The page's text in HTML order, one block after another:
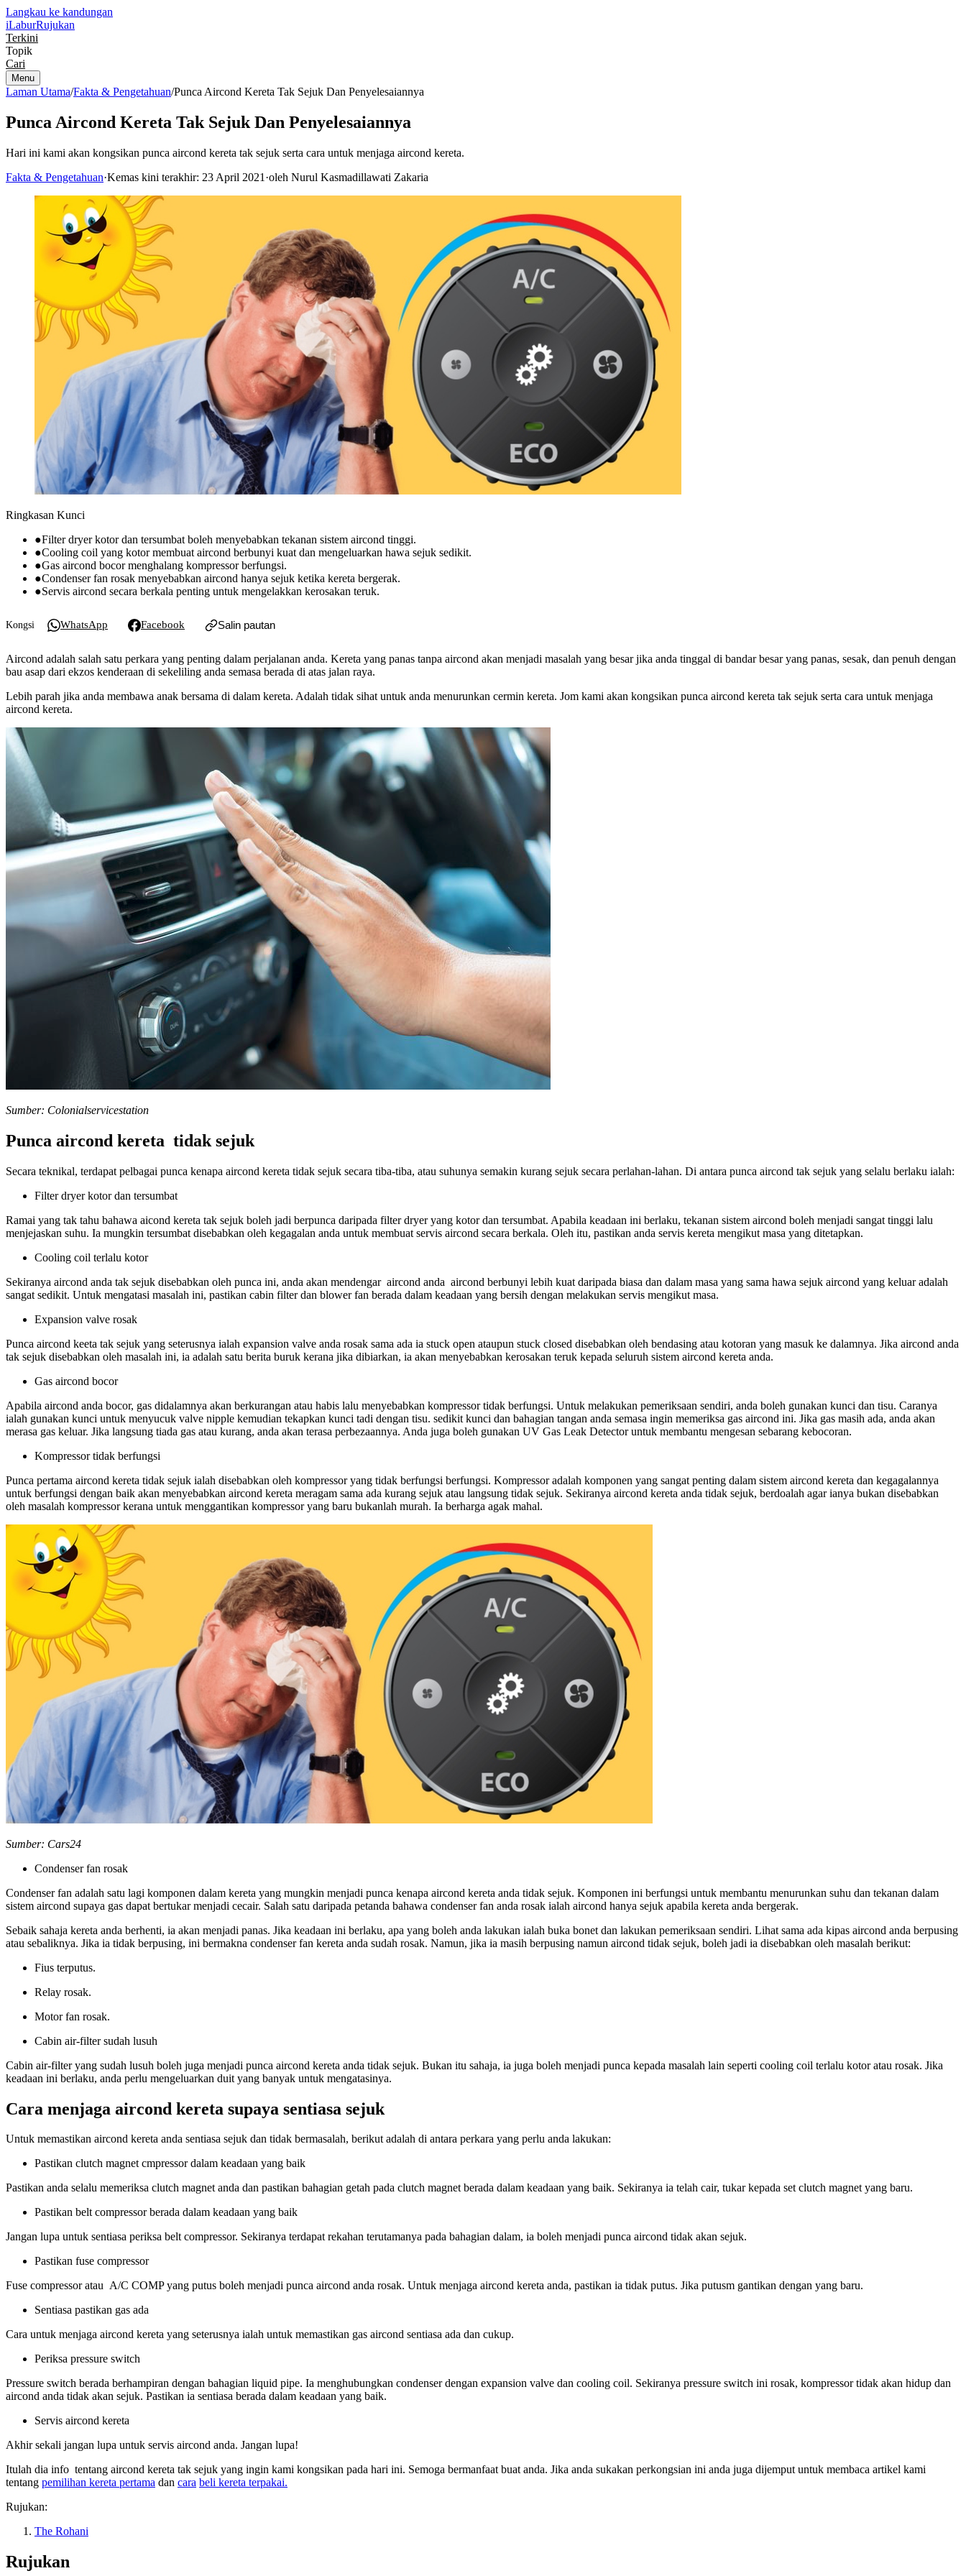
Langkau ke kandungan
iLaburRujukan
Terkini
Topik
Cari
Menu
Laman Utama/Fakta & Pengetahuan/Punca Aircond Kereta Tak Sejuk Dan Penyelesaiannya
Punca Aircond Kereta Tak Sejuk Dan Penyelesaiannya
Hari ini kami akan kongsikan punca aircond kereta tak sejuk serta cara untuk menjaga aircond kereta.
Fakta & Pengetahuan·Kemas kini terakhir: 23 April 2021 ·oleh Nurul Kasmadillawati Zakaria
Ringkasan Kunci
●Filter dryer kotor dan tersumbat boleh menyebabkan tekanan sistem aircond tinggi.
●Cooling coil yang kotor membuat aircond berbunyi kuat dan mengeluarkan hawa sejuk sedikit.
●Gas aircond bocor menghalang kompressor berfungsi.
●Condenser fan rosak menyebabkan aircond hanya sejuk ketika kereta bergerak.
●Servis aircond secara berkala penting untuk mengelakkan kerosakan teruk.
Kongsi WhatsApp Facebook Salin pautan
Aircond adalah salah satu perkara yang penting dalam perjalanan anda. Kereta yang panas tanpa aircond akan menjadi masalah yang besar jika anda tinggal di bandar besar yang panas, sesak, dan penuh dengan
bau asap dari ekzos kenderaan di sekeliling anda semasa berada di atas jalan raya.
Lebih parah jika anda membawa anak bersama di dalam kereta. Adalah tidak sihat untuk anda menurunkan cermin kereta. Jom kami akan kongsikan punca aircond kereta tak sejuk serta cara untuk menjaga
aircond kereta.
Sumber: Colonialservicestation
Punca aircond kereta tidak sejuk
Secara teknikal, terdapat pelbagai punca kenapa aircond kereta tidak sejuk secara tiba-tiba, atau suhunya semakin kurang sejuk secara perlahan-lahan. Di antara punca aircond tak sejuk yang selalu berlaku ialah:
Filter dryer kotor dan tersumbat
Ramai yang tak tahu bahawa aicond kereta tak sejuk boleh jadi berpunca daripada filter dryer yang kotor dan tersumbat. Apabila keadaan ini berlaku, tekanan sistem aircond boleh menjadi sangat tinggi lalu
menjejaskan suhu. Ia mungkin tersumbat disebabkan oleh kegagalan anda untuk membuat servis aircond secara berkala. Oleh itu, pastikan anda servis kereta mengikut masa yang ditetapkan.
Cooling coil terlalu kotor
Sekiranya aircond anda tak sejuk disebabkan oleh punca ini, anda akan mendengar aircond anda aircond berbunyi lebih kuat daripada biasa dan dalam masa yang sama hawa sejuk aircond yang keluar adalah
sangat sedikit. Untuk mengatasi masalah ini, pastikan cabin filter dan blower fan berada dalam keadaan yang bersih dengan melakukan servis mengikut masa.
Expansion valve rosak
Punca aircond keeta tak sejuk yang seterusnya ialah expansion valve anda rosak sama ada ia stuck open ataupun stuck closed disebabkan oleh bendasing atau kotoran yang masuk ke dalamnya. Jika aircond anda
tak sejuk disebabkan oleh masalah ini, ia adalah satu berita buruk kerana jika dibiarkan, ia akan menyebabkan kerosakan teruk kepada seluruh sistem aircond kereta anda.
Gas aircond bocor
Apabila aircond anda bocor, gas didalamnya akan berkurangan atau habis lalu menyebabkan kompressor tidak berfungsi. Untuk melakukan pemeriksaan sendiri, anda boleh gunakan kunci dan tisu. Caranya
ialah gunakan kunci untuk menyucuk valve nipple kemudian tekapkan kunci tadi dengan tisu. sedikit kunci dan bahagian tangan anda semasa ingin memeriksa gas aircond ini. Jika gas masih ada, anda akan
merasa gas keluar. Jika langsung tiada gas atau kurang, anda akan terasa perbezaannya. Anda juga boleh gunakan UV Gas Leak Detector untuk membantu mengesan sebarang kebocoran.
Kompressor tidak berfungsi
Punca pertama aircond kereta tidak sejuk ialah disebabkan oleh kompressor yang tidak berfungsi berfungsi. Kompressor adalah komponen yang sangat penting dalam sistem aircond kereta dan kegagalannya
untuk berfungsi dengan baik akan menyebabkan aircond kereta meragam sama ada kurang sejuk atau langsung tidak sejuk. Sekiranya aircond kereta anda tidak sejuk, berdoalah agar ianya bukan disebabkan
oleh masalah kompressor kerana untuk menggantikan kompressor yang baru bukanlah murah. Ia berharga agak mahal.
Sumber: Cars24
Condenser fan rosak
Condenser fan adalah satu lagi komponen dalam kereta yang mungkin menjadi punca kenapa aircond kereta anda tidak sejuk. Komponen ini berfungsi untuk membantu menurunkan suhu dan tekanan dalam
sistem aircond supaya gas dapat bertukar menjadi cecair. Salah satu daripada petanda bahawa condenser fan anda rosak ialah aircond hanya sejuk apabila kereta anda bergerak.
Sebaik sahaja kereta anda berhenti, ia akan menjadi panas. Jika keadaan ini berlaku, apa yang boleh anda lakukan ialah buka bonet dan lakukan pemeriksaan sendiri. Lihat sama ada kipas aircond anda berpusing
atau sebaliknya. Jika ia tidak berpusing, ini bermakna condenser fan kereta anda sudah rosak. Namun, jika ia masih berpusing namun aircond tidak sejuk, boleh jadi ia disebabkan oleh masalah berikut:
Fius terputus.
Relay rosak.
Motor fan rosak.
Cabin air-filter sudah lusuh
Cabin air-filter yang sudah lusuh boleh juga menjadi punca aircond kereta anda tidak sejuk. Bukan itu sahaja, ia juga boleh menjadi punca kepada masalah lain seperti cooling coil terlalu kotor atau rosak. Jika
keadaan ini berlaku, anda perlu mengeluarkan duit yang banyak untuk mengatasinya.
Cara menjaga aircond kereta supaya sentiasa sejuk
Untuk memastikan aircond kereta anda sentiasa sejuk dan tidak bermasalah, berikut adalah di antara perkara yang perlu anda lakukan:
Pastikan clutch magnet cmpressor dalam keadaan yang baik
Pastikan anda selalu memeriksa clutch magnet anda dan pastikan bahagian getah pada clutch magnet berada dalam keadaan yang baik. Sekiranya ia telah cair, tukar kepada set clutch magnet yang baru.
Pastikan belt compressor berada dalam keadaan yang baik
Jangan lupa untuk sentiasa periksa belt compressor. Sekiranya terdapat rekahan terutamanya pada bahagian dalam, ia boleh menjadi punca aircond tidak akan sejuk.
Pastikan fuse compressor
Fuse compressor atau A/C COMP yang putus boleh menjadi punca aircond anda rosak. Untuk menjaga aircond kereta anda, pastikan ia tidak putus. Jika putusm gantikan dengan yang baru.
Sentiasa pastikan gas ada
Cara untuk menjaga aircond kereta yang seterusnya ialah untuk memastikan gas aircond sentiasa ada dan cukup.
Periksa pressure switch
Pressure switch berada berhampiran dengan bahagian liquid pipe. Ia menghubungkan condenser dengan expansion valve dan cooling coil. Sekiranya pressure switch ini rosak, kompressor tidak akan hidup dan
aircond anda tidak akan sejuk. Pastikan ia sentiasa berada dalam keadaan yang baik.
Servis aircond kereta
Akhir sekali jangan lupa untuk servis aircond anda. Jangan lupa!
Itulah dia info tentang aircond kereta tak sejuk yang ingin kami kongsikan pada hari ini. Semoga bermanfaat buat anda. Jika anda sukakan perkongsian ini anda juga dijemput untuk membaca artikel kami
tentang pemilihan kereta pertama dan cara beli kereta terpakai.
Rujukan:
The Rohani
Rujukan